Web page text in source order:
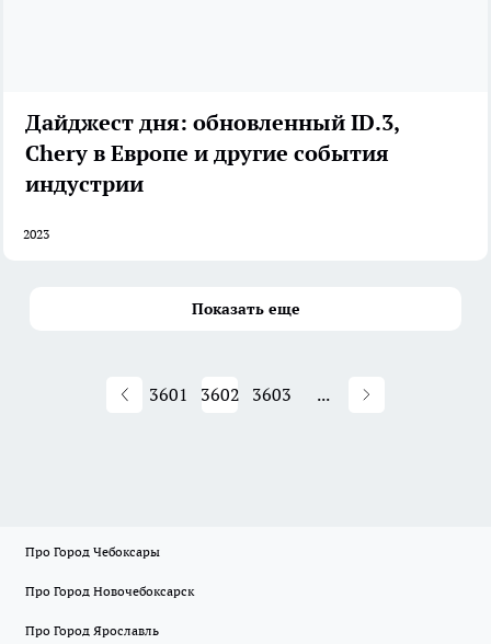
Дайджест дня: обновленный ID.3,
Chery в Европе и другие события
индустрии
2023
Показать еще
3601 3602 3603 ...
Про Город Чебоксары
Про Город Новочебоксарск
Про Город Ярославль